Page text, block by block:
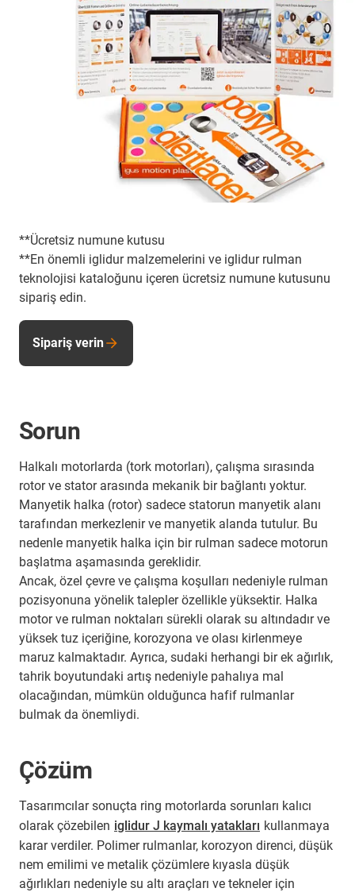
**Ücretsiz numune kutusu
**En önemli iglidur malzemelerini ve iglidur rulman
teknolojisi kataloğunu içeren ücretsiz numune kutusunu
sipariş edin.
Sipariş verin
Sorun
Halkalı motorlarda (tork motorları), çalışma sırasında
rotor ve stator arasında mekanik bir bağlantı yoktur.
Manyetik halka (rotor) sadece statorun manyetik alanı
tarafından merkezlenir ve manyetik alanda tutulur. Bu
nedenle manyetik halka için bir rulman sadece motorun
başlatma aşamasında gereklidir.
Ancak, özel çevre ve çalışma koşulları nedeniyle rulman
pozisyonuna yönelik talepler özellikle yüksektir. Halka
motor ve rulman noktaları sürekli olarak su altındadır ve
yüksek tuz içeriğine, korozyona ve olası kirlenmeye
maruz kalmaktadır. Ayrıca, sudaki herhangi bir ek ağırlık,
tahrik boyutundaki artış nedeniyle pahalıya mal
olacağından, mümkün olduğunca hafif rulmanlar
bulmak da önemliydi.
Çözüm
Tasarımcılar sonuçta ring motorlarda sorunları kalıcı
olarak çözebilen iglidur J kaymalı yatakları kullanmaya
karar verdiler. Polimer rulmanlar, korozyon direnci, düşük
nem emilimi ve metalik çözümlere kıyasla düşük
ağırlıkları nedeniyle su altı araçları ve tekneler için